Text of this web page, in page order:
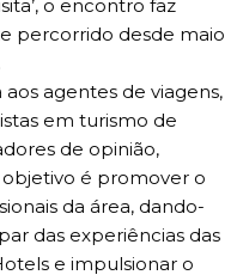
o encontro faz
percorrido desde maio
agentes de viagens,
em turismo de
de opinião,
é promover o
da área, dando-
das experiências das
e impulsionar o